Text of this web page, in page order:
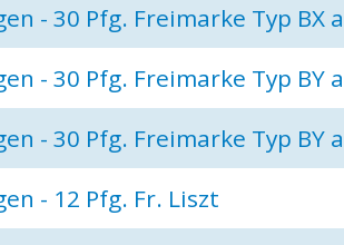
- 30 Pfg. Freimarke Typ BX
- 30 Pfg. Freimarke Typ BY
- 30 Pfg. Freimarke Typ BY
- 12 Pfg. Fr. Liszt